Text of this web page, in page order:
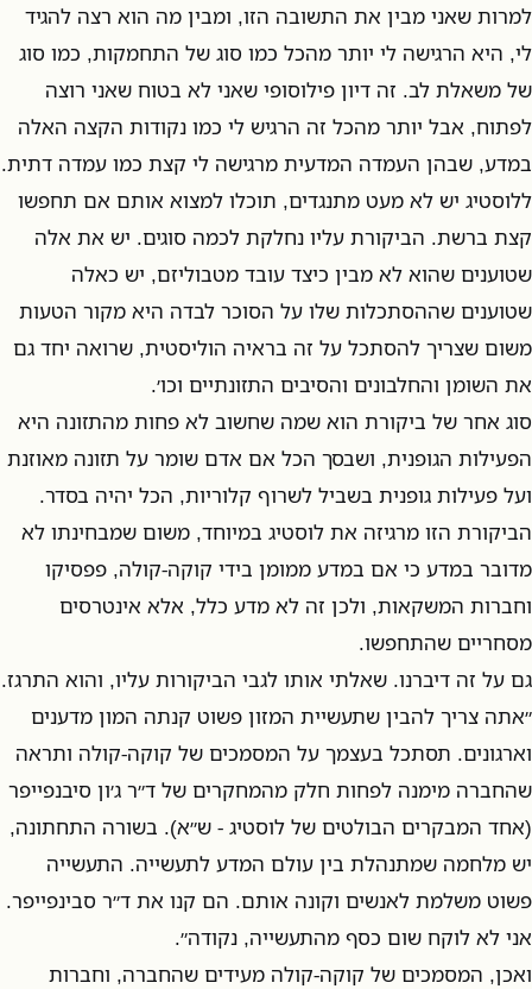
למרות שאני מבין את התשובה הזו, ומבין מה הוא רצה להגיד
לי, היא הרגישה לי יותר מהכל כמו סוג של התחמקות, כמו סוג
של משאלת לב. זה דיון פילוסופי שאני לא בטוח שאני רוצה
לפתוח, אבל יותר מהכל זה הרגיש לי כמו נקודות הקצה האלה
במדע, שבהן העמדה המדעית מרגישה לי קצת כמו עמדה דתית.
ללוסטיג יש לא מעט מתנגדים, תוכלו למצוא אותם אם תחפשו
קצת ברשת. הביקורת עליו נחלקת לכמה סוגים. יש את אלה
שטוענים שהוא לא מבין כיצד עובד מטבוליזם, יש כאלה
שטוענים שההסתכלות שלו על הסוכר לבדה היא מקור הטעות
משום שצריך להסתכל על זה בראיה הוליסטית, שרואה יחד גם
את השומן והחלבונים והסיבים התזונתיים וכו׳.
סוג אחר של ביקורת הוא שמה שחשוב לא פחות מהתזונה היא
הפעילות הגופנית, ושבסך הכל אם אדם שומר על תזונה מאוזנת
ועל פעילות גופנית בשביל לשרוף קלוריות, הכל יהיה בסדר.
הביקורת הזו מרגיזה את לוסטיג במיוחד, משום שמבחינתו לא
מדובר במדע כי אם במדע ממומן בידי קוקה-קולה, פפסיקו
וחברות המשקאות, ולכן זה לא מדע כלל, אלא אינטרסים
מסחריים שהתחפשו.
גם על זה דיברנו. שאלתי אותו לגבי הביקורות עליו, והוא התרגז.
״אתה צריך להבין שתעשיית המזון פשוט קנתה המון מדענים
וארגונים. תסתכל בעצמך על המסמכים של קוקה-קולה ותראה
שהחברה מימנה לפחות חלק מהמחקרים של ד״ר ג׳ון סיבנפייפר
(אחד המבקרים הבולטים של לוסטיג - ש״א). בשורה התחתונה,
יש מלחמה שמתנהלת בין עולם המדע לתעשייה. התעשייה
פשוט משלמת לאנשים וקונה אותם. הם קנו את ד״ר סבינפייפר.
אני לא לוקח שום כסף מהתעשייה, נקודה״.
ואכן, המסמכים של קוקה-קולה מעידים שהחברה, וחברות